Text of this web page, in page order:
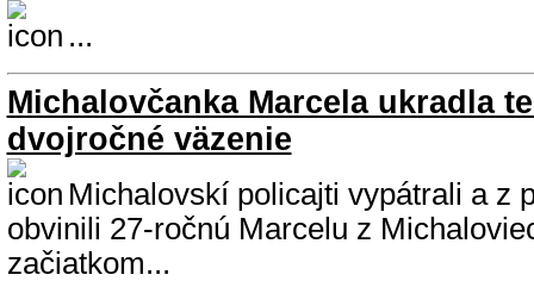
...
Michalovčanka Marcela ukradla
dvojročné väzenie
Michalovskí policajti vypátrali a z
obvinili 27-ročnú Marcelu z
začiatkom...